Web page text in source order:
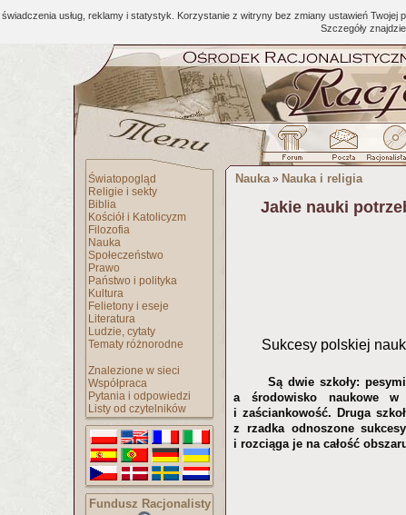
usług, reklamy i statystyk. Korzystanie z witryny bez zmiany ustawień
Szczegóły
Światopogląd
Religie i sekty
Biblia
Kościół i Katolicyzm
Filozofia
Nauka
Społeczeństwo
Prawo
Państwo i polityka
Kultura
Felietony i eseje
Literatura
Ludzie, cytaty
Tematy różnorodne
Znalezione w sieci
Współpraca
Pytania i odpowiedzi
Listy od czytelników
Fundusz Racjonalisty
Nauka» Nauka i religia
Jakie nauki
Sukcesy polskiej
Są dwie szkoły:
a środowisko naukowe
i zaściankowość. Druga
z rzadka odnoszone
i rozciąga je na całość